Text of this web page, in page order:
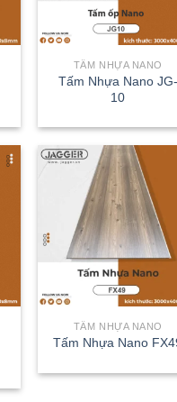
TẤM NHỰA NANO
Tấm Nhựa Nano JG-
10
TẤM NHỰA NANO
Tấm Nhựa Nano